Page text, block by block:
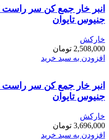
جنیوس تایوان
خارکش
2,508,000 تومان
افزودن به سبد خرید
جنیوس تایوان
خارکش
3,696,000 تومان
افزودن به سبد خرید